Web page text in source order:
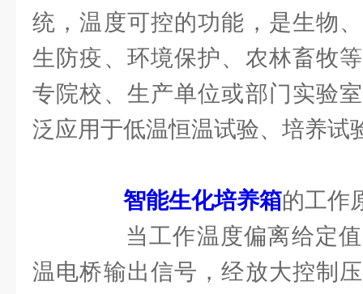
统，温度可控的功能，是生物
生防疫、环境保护、农林畜牧
专院校、生产单位或部门实验
泛应用于低温恒温试验、培养试
智能生化培养箱的工作
当工作温度偏离给定值
温电桥输出信号，经放大控制